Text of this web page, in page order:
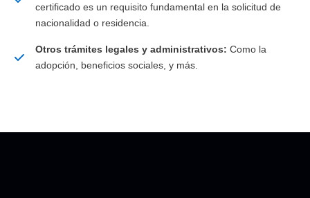
certificado es un requisito fundamental en la solicitud de
nacionalidad o residencia.
Otros trámites legales y administrativos: Como la
adopción, beneficios sociales, y más.